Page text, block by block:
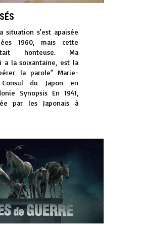
s'est apaisée
1960, mais cette
honteuse. Ma
a la soixantaine, est la
la parole" Marie-
Consul du Japon en
Synopsis En 1941,
par les Japonais à